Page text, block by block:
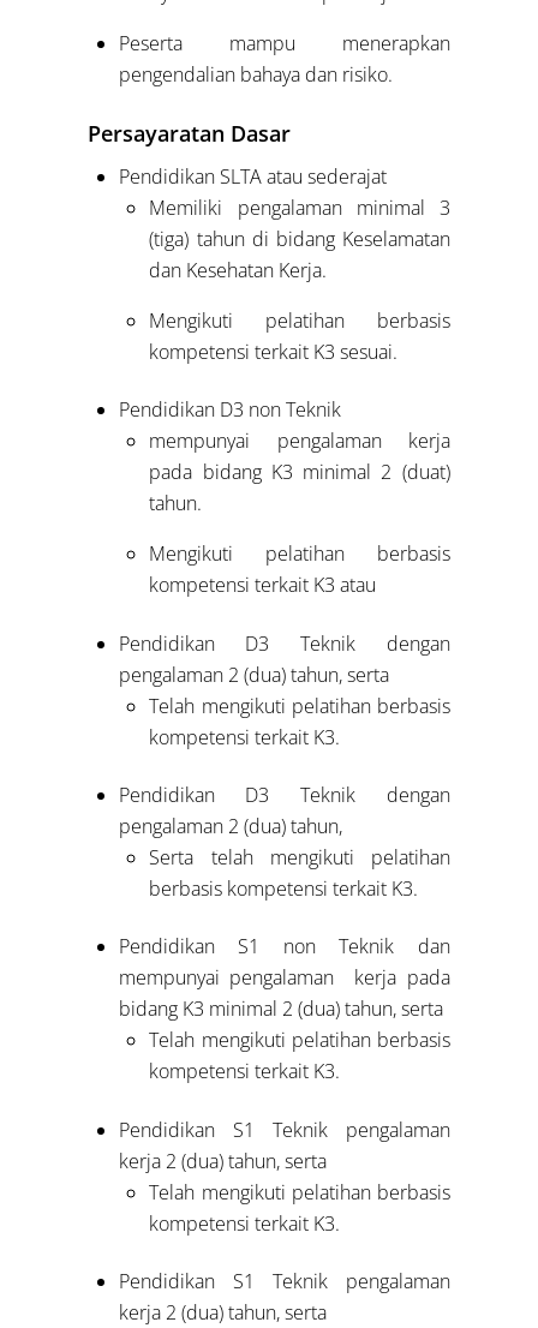
Peserta mampu menerapkan
pengendalian bahaya dan risiko.
Persayaratan Dasar
Pendidikan SLTA atau sederajat
Memiliki pengalaman minimal 3
(tiga) tahun di bidang Keselamatan
dan Kesehatan Kerja.
Mengikuti pelatihan berbasis
kompetensi terkait K3 sesuai.
Pendidikan D3 non Teknik
mempunyai pengalaman kerja
pada bidang K3 minimal 2 (duat)
tahun.
Mengikuti pelatihan berbasis
kompetensi terkait K3 atau
Pendidikan D3 Teknik dengan
pengalaman 2 (dua) tahun, serta
Telah mengikuti pelatihan berbasis
kompetensi terkait K3.
Pendidikan D3 Teknik dengan
pengalaman 2 (dua) tahun,
Serta telah mengikuti pelatihan
berbasis kompetensi terkait K3.
Pendidikan S1 non Teknik dan
mempunyai pengalaman kerja pada
bidang K3 minimal 2 (dua) tahun, serta
Telah mengikuti pelatihan berbasis
kompetensi terkait K3.
Pendidikan S1 Teknik pengalaman
kerja 2 (dua) tahun, serta
Telah mengikuti pelatihan berbasis
kompetensi terkait K3.
Pendidikan S1 Teknik pengalaman
kerja 2 (dua) tahun, serta